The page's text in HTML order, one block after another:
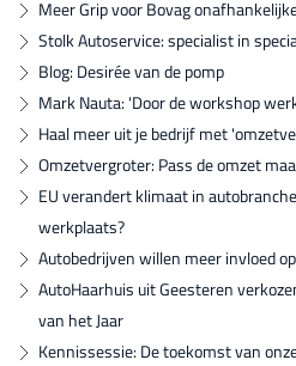
Meer Grip voor Bovag
Stolk Autoservice: specialist in
Blog: Desirée van de pomp
Mark Nauta: 'Door de workshop
Haal meer uit je bedrijf met
Omzetvergroter: Pass de omzet
EU verandert klimaat in
werkplaats?
Autobedrijven willen meer invloed
AutoHaarhuis uit Geesteren
van het Jaar
Kennissessie: De toekomst van